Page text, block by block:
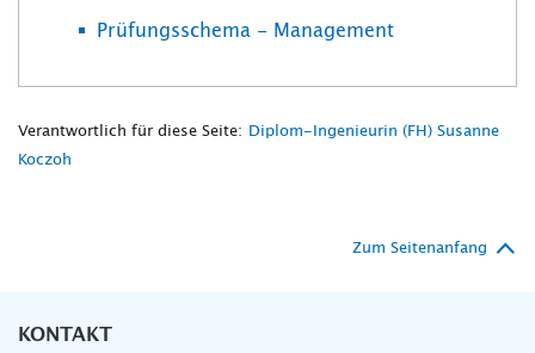
Prüfungsschema - Management
Verantwortlich für diese Seite:
Diplom-Ingenieurin (FH) Susanne
Koczoh
Zum Seitenanfang
KONTAKT